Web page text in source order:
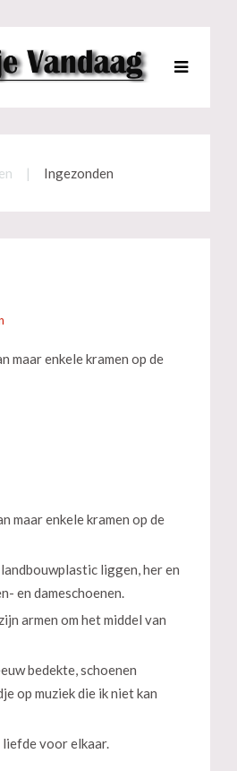
Ingezonden
maar enkele kramen op de
maar enkele kramen op de
liggen, her en
en dameschoenen.
armen om het middel van
bedekte, schoenen
op muziek die ik niet kan
liefde voor elkaar.